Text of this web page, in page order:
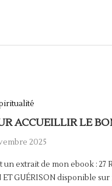
ACCUEILLIR LE
2025
extrait de mon ebook : 27
ET GUÉRISON disponible sur